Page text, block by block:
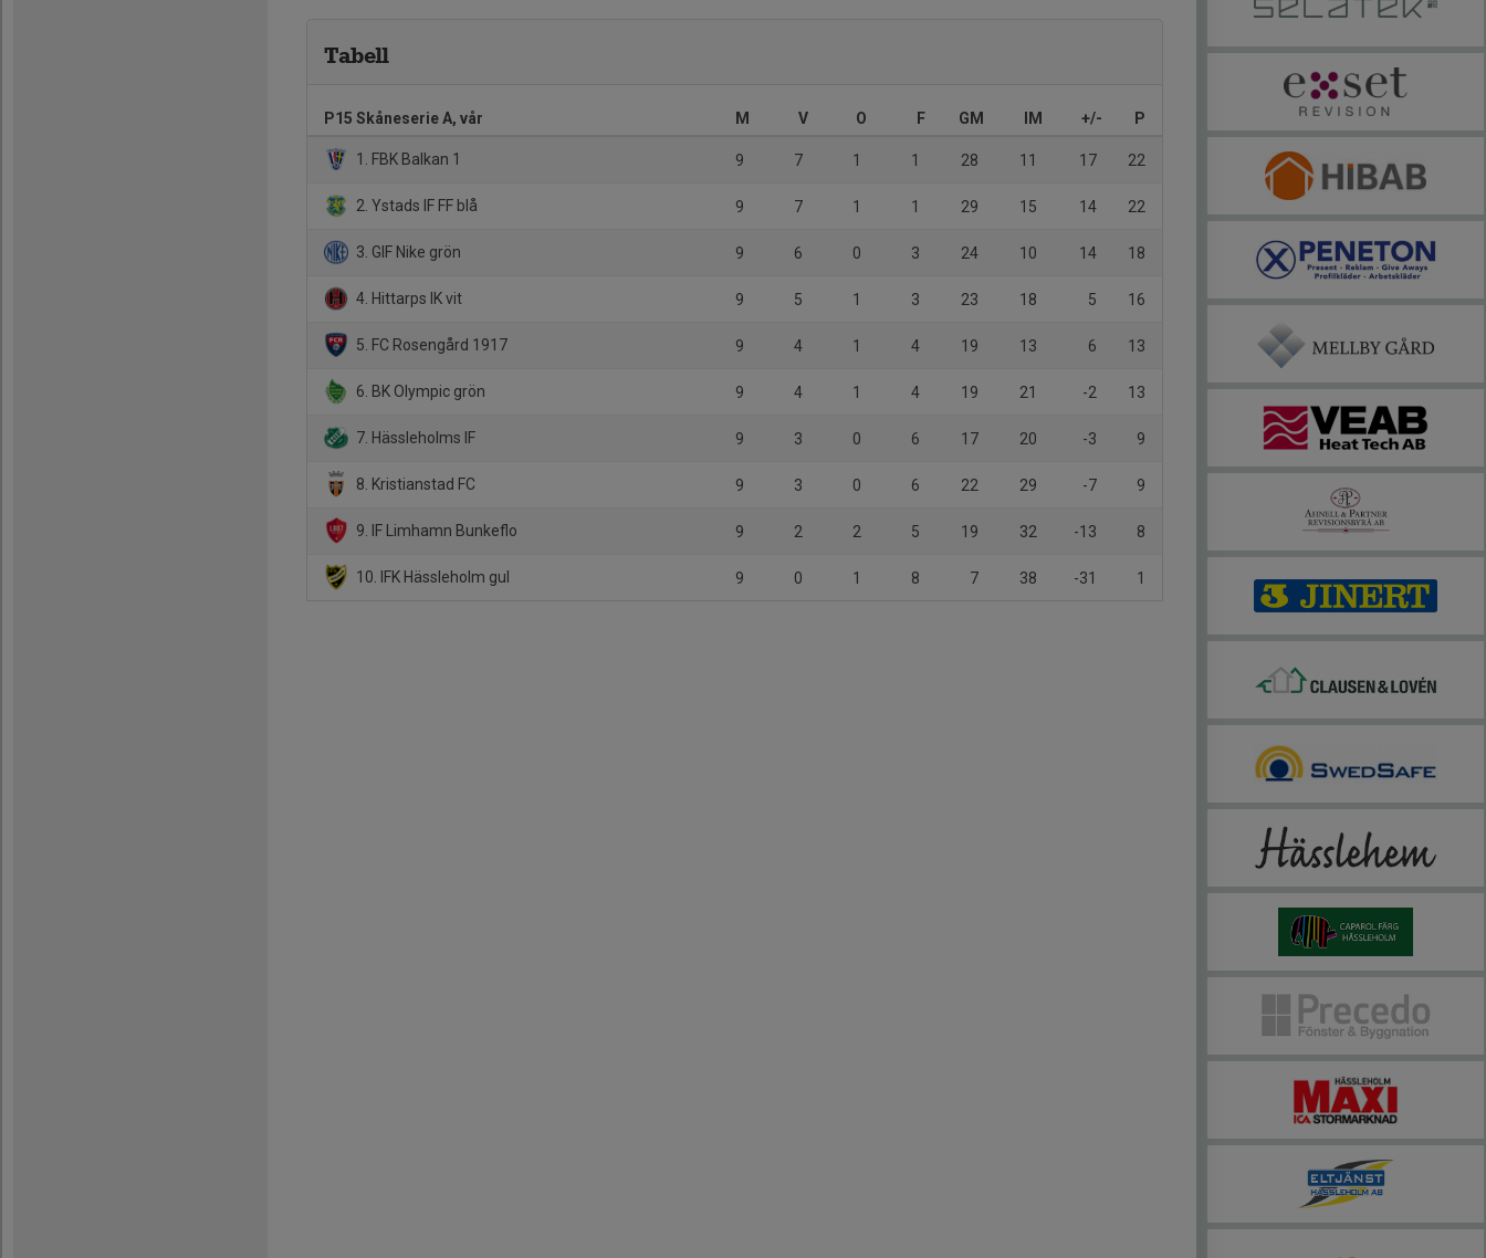
Tabell
P15 Skåneserie A, vår M V O F GM IM +/- P
1. FBK Balkan 1 9 7 1 1 28 11 17 22
2. Ystads IF FF blå 9 7 1 1 29 15 14 22
3. GIF Nike grön 9 6 0 3 24 10 14 18
4. Hittarps IK vit 9 5 1 3 23 18 5 16
5. FC Rosengård 1917 9 4 1 4 19 13 6 13
6. BK Olympic grön 9 4 1 4 19 21 -2 13
7. Hässleholms IF 9 3 0 6 17 20 -3 9
8. Kristianstad FC 9 3 0 6 22 29 -7 9
9. IF Limhamn Bunkeflo 9 2 2 5 19 32 -13 8
10. IFK Hässleholm gul 9 0 1 8 7 38 -31 1